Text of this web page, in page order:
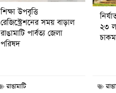
শিক্ষা উপবৃত্তি
রেজিস্ট্রেশনের সময় বাড়াল
রাঙামাটি পার্বত্য জেলা
পরিষদ
রাঙামাটি
২৩